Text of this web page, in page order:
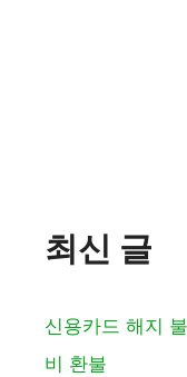
최신 글
신용카드 해지
비 환불